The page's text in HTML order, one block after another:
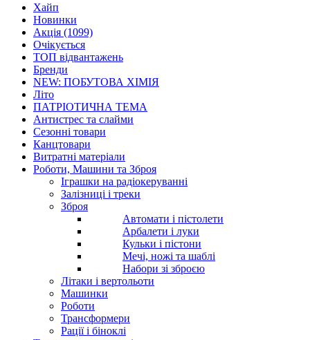
Хайп
Новинки
Акція (1099)
Очікується
ТОП відвантажень
Бренди
NEW: ПОБУТОВА ХІМІЯ
Літо
ПАТРІОТИЧНА ТЕМА
Антистрес та слайми
Сезонні товари
Канцтовари
Витратні матеріали
Роботи, Машини та Зброя
Іграшки на радіокеруванні
Залізниці і треки
Зброя
Автомати і пістолети
Арбалети і луки
Кульки і пістони
Мечі, ножі та шаблі
Набори зі зброєю
Літаки і вертольоти
Машинки
Роботи
Трансформери
Рації і біноклі